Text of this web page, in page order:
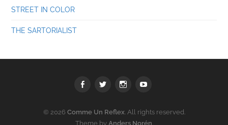
STREET IN COLOR
THE SARTORIALIST
FacebookTwitter Instagramyoutube
© 2026 Comme Un Reflex. All rights reserved.
Theme by Anders Norén